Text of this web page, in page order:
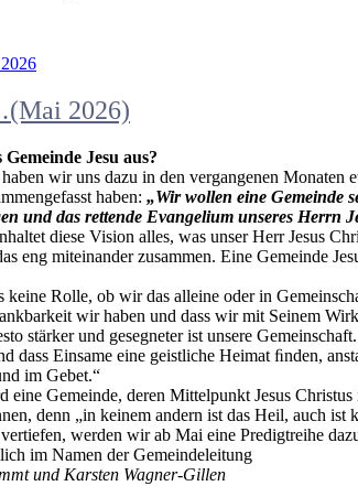
2026)
Jesu aus?
wir uns dazu in den vergangenen
haben: „Wir wollen eine Gemeinde
und das rettende Evangelium unseres Herrn
diese Vision alles, was unser Herr Jesus
eng miteinander zusammen. Eine Gemeinde
keine Rolle, ob wir das alleine oder in
wir haben und dass wir mit Seinem
stärker und gesegneter ist unsere
dass Einsame eine geistliche Heimat ﬁnden,
im Gebet.“
eine Gemeinde, deren Mittelpunkt Jesus
denn „in keinem andern ist das Heil, auch
werden wir ab Mai eine Predigtreihe
im Namen der Gemeindeleitung
und Karsten Wagner-Gillen